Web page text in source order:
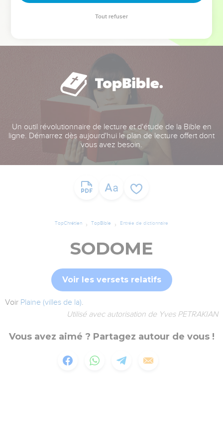
Un outil révolutionnaire de lecture et d'étude de la Bible en
ligne. Démarrez dès aujourd'hui le plan de lecture offert dont
vous avez besoin.
TopChrétien TopBible Entrée de dictionnaire
SODOME
Voir les versets relatifs
Voir Plaine (villes de la).
Utilisé avec autorisation de Yves PETRAKIAN
Vous avez aimé ? Partagez autour de vous !
Tout refuser